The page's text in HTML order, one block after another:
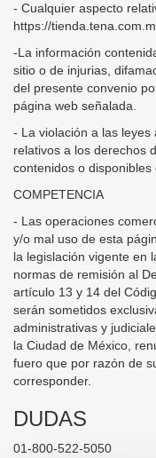
- Cualquier aspecto
https://
-La información
sitio o de injurias,
del presente convenio
página web señalada.
- La violación a las
relativos a los derechos
contenidos o disponibles
COMPETENCIA
- Las operaciones
y/o mal uso de esta
la legislación vigente en
normas de remisión al
artículo 13 y 14 del
serán sometidos
administrativas y
la Ciudad de México,
fuero que por razón de
corresponder.
DUDAS
01-800-522-5050